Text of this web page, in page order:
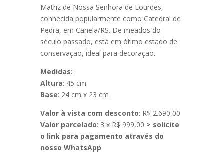
Matriz de Nossa Senhora de Lourdes,
conhecida popularmente como Catedral de
Pedra, em Canela/RS. De meados do
século passado, está em ótimo estado de
conservação, ideal para decoração.
Medidas:
Altura: 45 cm
Base: 24 cm x 23 cm
Valor à vista com desconto: R$ 2.690,00
Valor parcelado: 3 x R$ 999,00 > solicite
o link para pagamento através do
nosso WhatsApp